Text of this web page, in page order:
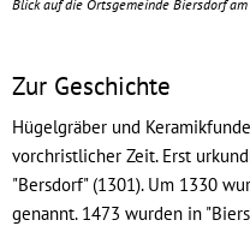
Blick auf die Ortsgemeinde Biersdorf am
Zur Geschichte
Hügelgräber und
vorchristlicher Zeit. Erst
"Bersdorf" (1301). Um 1330
genannt. 1473 wurden in